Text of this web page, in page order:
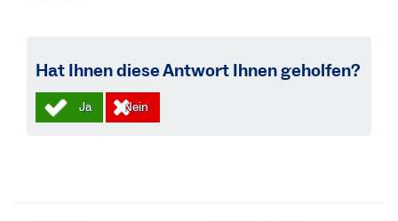
Hat Ihnen diese Antwort Ihnen geholfen?